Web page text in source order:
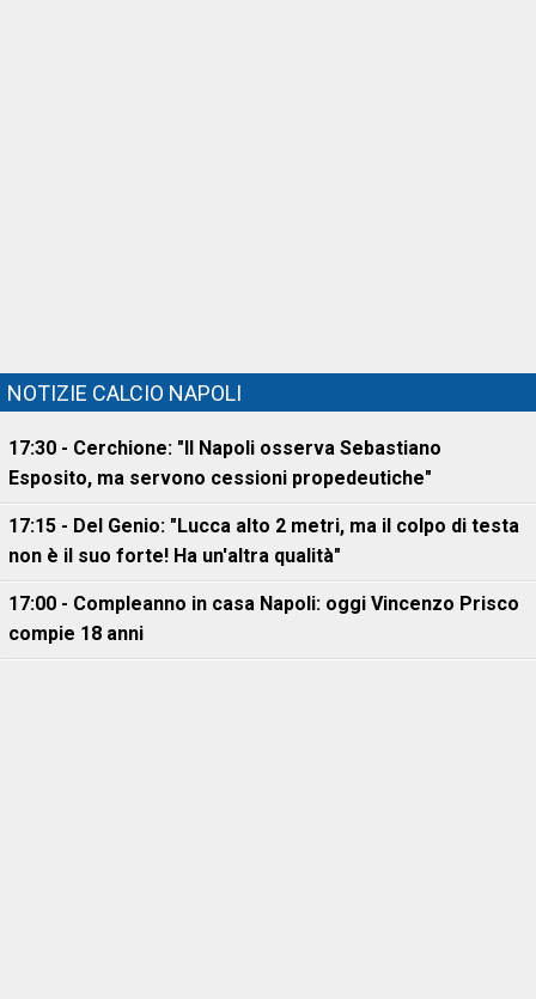
NOTIZIE CALCIO NAPOLI
17:30 - Cerchione: "Il Napoli osserva Sebastiano
Esposito, ma servono cessioni propedeutiche"
17:15 - Del Genio: "Lucca alto 2 metri, ma il colpo di testa
non è il suo forte! Ha un'altra qualità"
17:00 - Compleanno in casa Napoli: oggi Vincenzo Prisco
compie 18 anni